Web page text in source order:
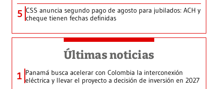
5 CSS anuncia segundo pago de agosto para jubilados: ACH y
cheque tienen fechas definidas
Últimas noticias
1 Panamá busca acelerar con Colombia la interconexión
eléctrica y llevar el proyecto a decisión de inversión en 2027